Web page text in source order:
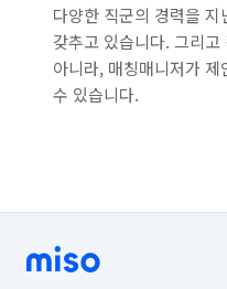
다양한 직군의 경력을
갖추고 있습니다. 그리
아니라, 매칭매니저가
수 있습니다.